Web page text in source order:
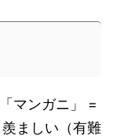
マンガニ」 =
ましい（有難